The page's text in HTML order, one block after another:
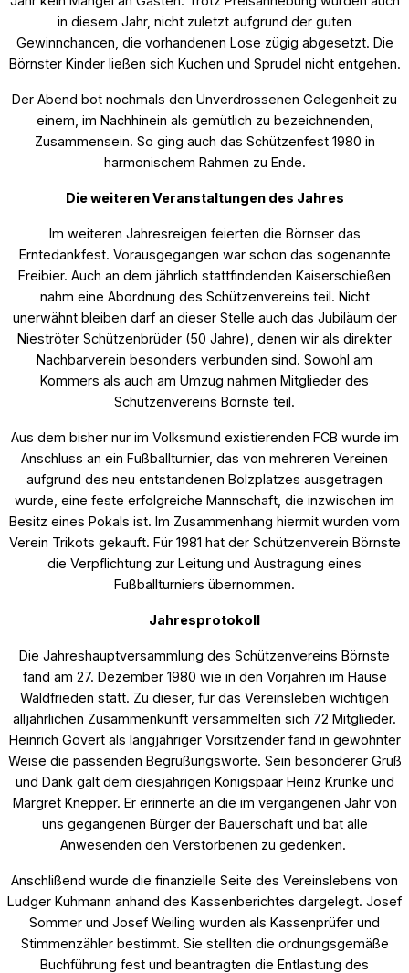
in diesem Jahr, nicht zuletzt aufgrund der guten
Gewinnchancen, die vorhandenen Lose zügig abgesetzt. Die
Börnster Kinder ließen sich Kuchen und Sprudel nicht entgehen.
Der Abend bot nochmals den Unverdrossenen Gelegenheit zu
einem, im Nachhinein als gemütlich zu bezeichnenden,
Zusammensein. So ging auch das Schützenfest 1980 in
harmonischem Rahmen zu Ende.
Die weiteren Veranstaltungen des Jahres
Im weiteren Jahresreigen feierten die Börnser das
Erntedankfest. Vorausgegangen war schon das sogenannte
Freibier. Auch an dem jährlich stattfindenden Kaiserschießen
nahm eine Abordnung des Schützenvereins teil. Nicht
unerwähnt bleiben darf an dieser Stelle auch das Jubiläum der
Nieströter Schützenbrüder (50 Jahre), denen wir als direkter
Nachbarverein besonders verbunden sind. Sowohl am
Kommers als auch am Umzug nahmen Mitglieder des
Schützenvereins Börnste teil.
Aus dem bisher nur im Volksmund existierenden FCB wurde im
Anschluss an ein Fußballturnier, das von mehreren Vereinen
aufgrund des neu entstandenen Bolzplatzes ausgetragen
wurde, eine feste erfolgreiche Mannschaft, die inzwischen im
Besitz eines Pokals ist. Im Zusammenhang hiermit wurden vom
Verein Trikots gekauft. Für 1981 hat der Schützenverein Börnste
die Verpflichtung zur Leitung und Austragung eines
Fußballturniers übernommen.
Jahresprotokoll
Die Jahreshauptversammlung des Schützenvereins Börnste
fand am 27. Dezember 1980 wie in den Vorjahren im Hause
Waldfrieden statt. Zu dieser, für das Vereinsleben wichtigen
alljährlichen Zusammenkunft versammelten sich 72 Mitglieder.
Heinrich Gövert als langjähriger Vorsitzender fand in gewohnter
Weise die passenden Begrüßungsworte. Sein besonderer Gruß
und Dank galt dem diesjährigen Königspaar Heinz Krunke und
Margret Knepper. Er erinnerte an die im vergangenen Jahr von
uns gegangenen Bürger der Bauerschaft und bat alle
Anwesenden den Verstorbenen zu gedenken.
Anschlißend wurde die finanzielle Seite des Vereinslebens von
Ludger Kuhmann anhand des Kassenberichtes dargelegt. Josef
Sommer und Josef Weiling wurden als Kassenprüfer und
Stimmenzähler bestimmt. Sie stellten die ordnungsgemäße
Buchführung fest und beantragten die Entlastung des